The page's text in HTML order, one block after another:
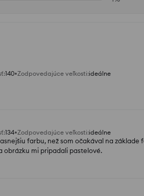
:140 Zodpovedajúce veľkosti:ideálne
:134 Zodpovedajúce veľkosti:ideálne
farbu, než som očakával na základe
obrázku mi pripadali pastelové.